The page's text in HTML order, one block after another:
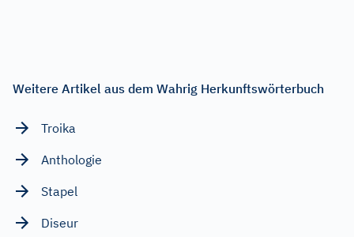
Weitere Artikel aus dem Wahrig Herkunftswörterbuch
Troika
Anthologie
Stapel
Diseur